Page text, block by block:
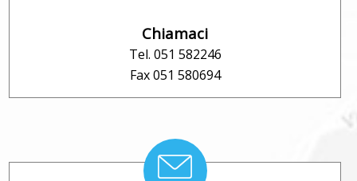
Chiamaci
Tel. 051 582246
Fax 051 580694